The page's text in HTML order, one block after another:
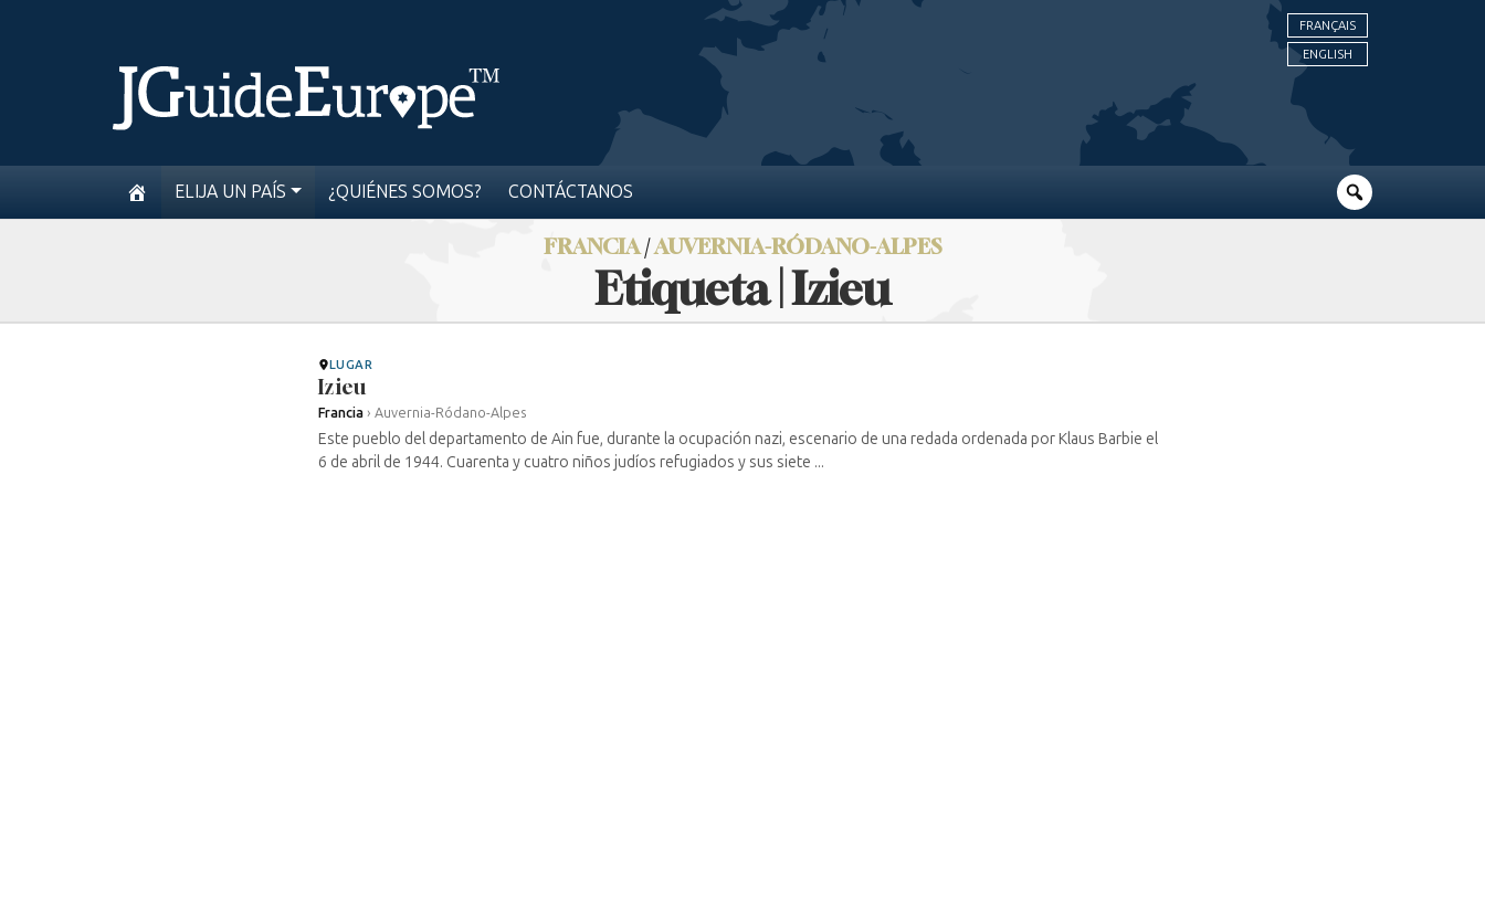
FRANÇAIS
ENGLISH
ELIJA UN PAÍS ¿QUIÉNES SOMOS? CONTÁCTANOS
FRANCIA/AUVERNIA-RÓDANO-ALPES
Etiqueta | Izieu
LUGAR
Izieu
Francia › Auvernia-Ródano-Alpes
Este pueblo del departamento de Ain fue, durante la ocupación nazi, escenario de una redada ordenada por Klaus Barbie el
6 de abril de 1944. Cuarenta y cuatro niños judíos refugiados y sus siete ...